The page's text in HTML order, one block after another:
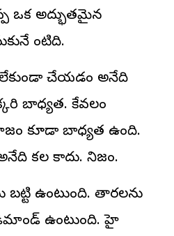
ఒక అద్భుతమైన
లాంటిది.
లేకుండా చేయడం అనేది
బాధ్యత. కేవలం
కూడా బాధ్యత ఉంది.
కల కాదు. నిజం.
ఉంటుంది. తారలను
ఉంటుంది. హై